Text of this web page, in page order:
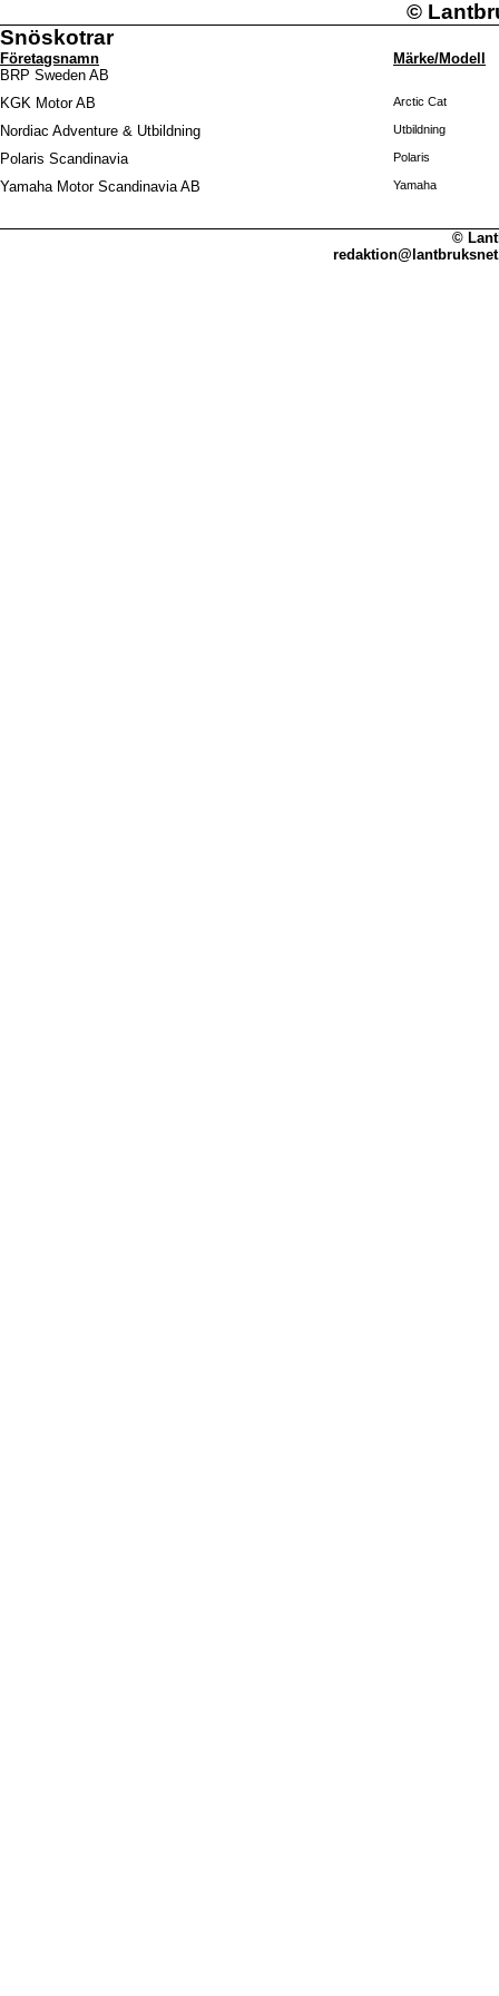
©
Snöskotrar
Företagsnamn
Märke/Modell
BRP Sweden AB
KGK Motor AB
Arctic Cat
Nordiac Adventure & Utbildning Utbildning
Polaris Scandinavia Polaris
Yamaha Motor Scandinavia AB Yamaha
©